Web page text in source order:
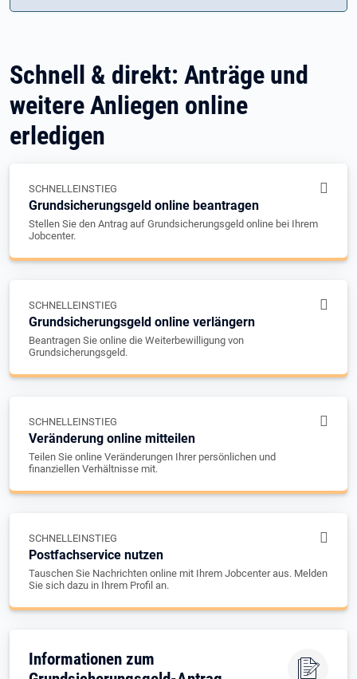
Schnell & direkt: Anträge und
weitere Anliegen online
erledigen
SCHNELLEINSTIEG
Grundsicherungsgeld online beantragen
Stellen Sie den Antrag auf Grundsicherungsgeld online bei Ihrem
Jobcenter.
SCHNELLEINSTIEG
Grundsicherungsgeld online verlängern
Beantragen Sie online die Weiterbewilligung von
Grundsicherungsgeld.
SCHNELLEINSTIEG
Veränderung online mitteilen
Teilen Sie online Veränderungen Ihrer persönlichen und
finanziellen Verhältnisse mit.
SCHNELLEINSTIEG
Postfachservice nutzen
Tauschen Sie Nachrichten online mit Ihrem Jobcenter aus. Melden
Sie sich dazu in Ihrem Profil an.
Informationen zum